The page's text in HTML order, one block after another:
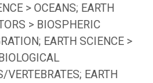
> OCEANS; EARTH
> BIOSPHERIC
EARTH SCIENCE >
EARTH